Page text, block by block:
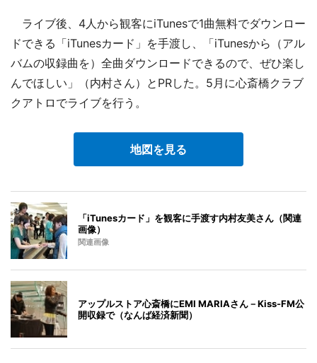
ライブ後、4人から観客にiTunesで1曲無料でダウンロー
ドできる「iTunesカード」を手渡し、「iTunesから（アル
バムの収録曲を）全曲ダウンロードできるので、ぜひ楽し
んでほしい」（内村さん）とPRした。5月に心斎橋クラブ
クアトロでライブを行う。
地図を見る
「iTunesカード」を観客に手渡す内村友美さん（関連
画像）
関連画像
アップルストア心斎橋にEMI MARIAさん－Kiss-FM公
開収録で（なんば経済新聞）